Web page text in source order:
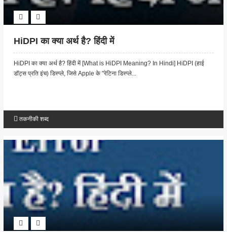
HiDPI का क्या अर्थ है? हिंदी में
HiDPI का क्या अर्थ है? हिंदी में [What is HiDPI Meaning? In Hindi] HiDPI (हाई
डॉट्स प्रति इंच) डिस्प्ले, जिसे Apple के "रेटिना डिस्प्ले...
तकनीकी शब्द